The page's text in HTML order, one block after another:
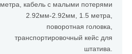
метра, кабель с малыми потерями
2.92мм-2.92мм, 1.5 метра,
поворотная головка,
транспортировочный кейс для
штатива.